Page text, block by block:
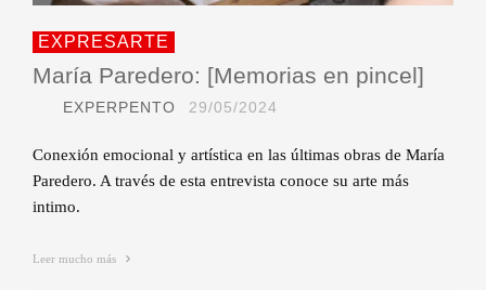
EXPRESARTE
María Paredero: [Memorias en pincel]
EXPERPENTO 29/05/2024
Conexión emocional y artística en las últimas obras de María
Paredero. A través de esta entrevista conoce su arte más
intimo.
Leer mucho más